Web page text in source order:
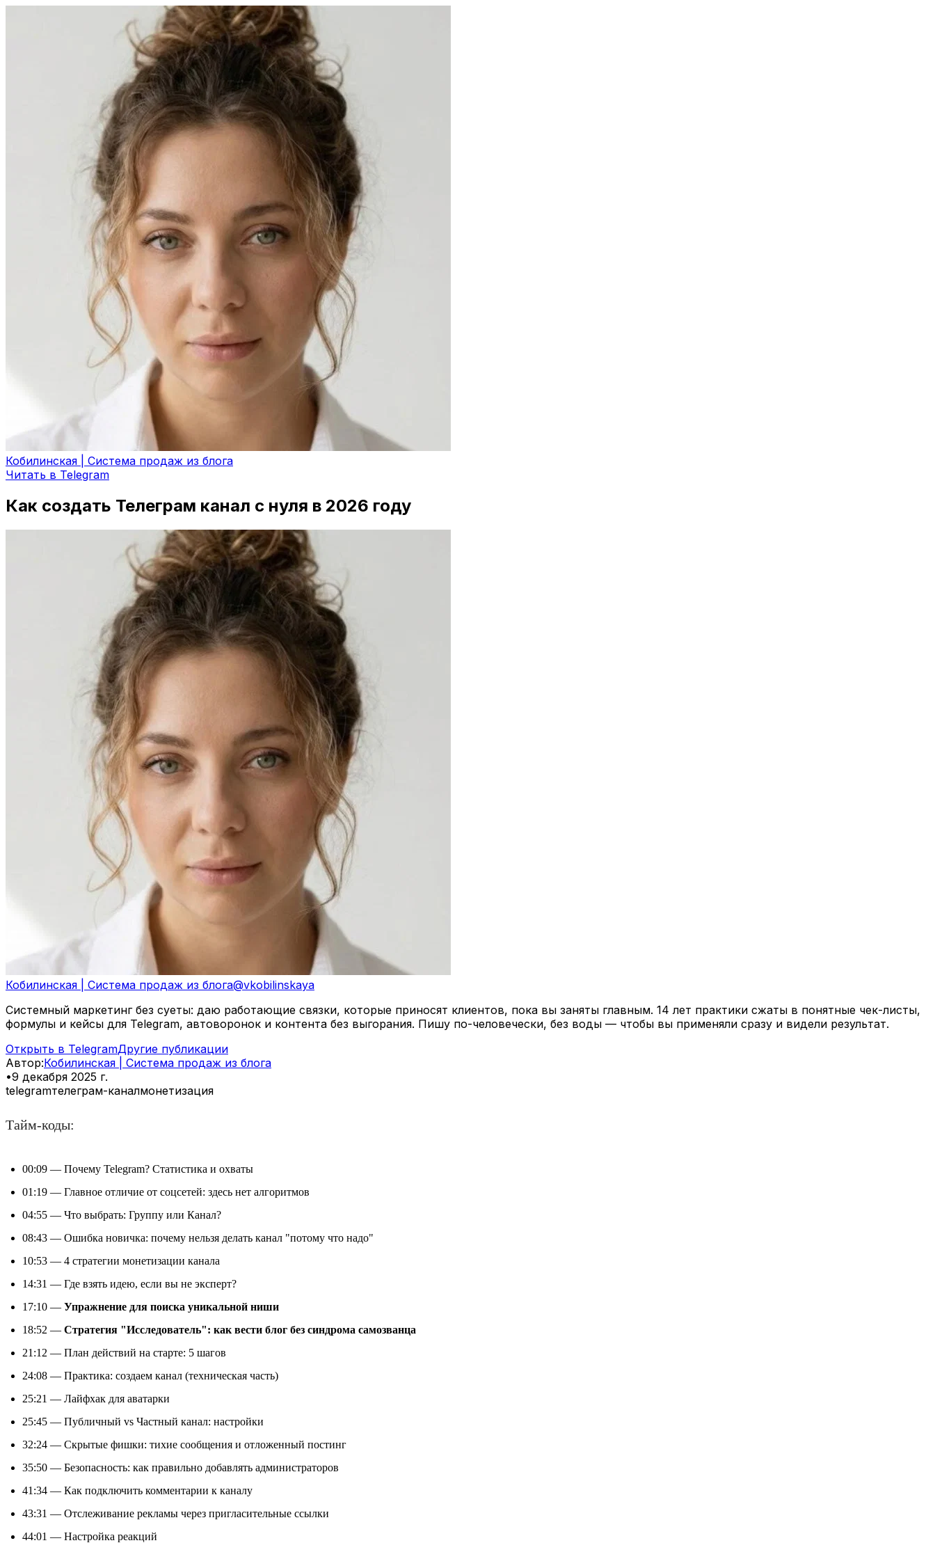
Кобилинская | Система продаж из блога
Читать в Telegram
Как создать Телеграм канал с нуля в 2026 году
Кобилинская | Система продаж из блога@vkobilinskaya
Системный маркетинг без суеты: даю работающие связки, которые приносят клиентов, пока вы заняты главным. 14 лет практики сжаты в понятные чек-листы,
формулы и кейсы для Telegram, автоворонок и контента без выгорания. Пишу по-человечески, без воды — чтобы вы применяли сразу и видели результат.
Открыть в TelegramДругие публикации
Автор:Кобилинская | Система продаж из блога
•9 декабря 2025 г.
telegramтелеграм-каналмонетизация
Тайм-коды:
00:09 — Почему Telegram? Статистика и охваты
01:19 — Главное отличие от соцсетей: здесь нет алгоритмов
04:55 — Что выбрать: Группу или Канал?
08:43 — Ошибка новичка: почему нельзя делать канал "потому что надо"
10:53 — 4 стратегии монетизации канала
14:31 — Где взять идею, если вы не эксперт?
17:10 — Упражнение для поиска уникальной ниши
18:52 — Стратегия "Исследователь": как вести блог без синдрома самозванца
21:12 — План действий на старте: 5 шагов
24:08 — Практика: создаем канал (техническая часть)
25:21 — Лайфхак для аватарки
25:45 — Публичный vs Частный канал: настройки
32:24 — Скрытые фишки: тихие сообщения и отложенный постинг
35:50 — Безопасность: как правильно добавлять администраторов
41:34 — Как подключить комментарии к каналу
43:31 — Отслеживание рекламы через пригласительные ссылки
44:01 — Настройка реакций